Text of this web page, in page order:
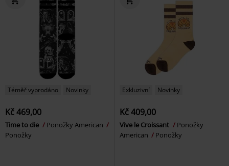
Téměř vyprodáno Novinky
Kč 469,00
Time to die
Ponožky American
Ponožky
Exkluzivní Novinky
Kč 409,00
Vive le Croissant
Ponožky
American
Ponožky